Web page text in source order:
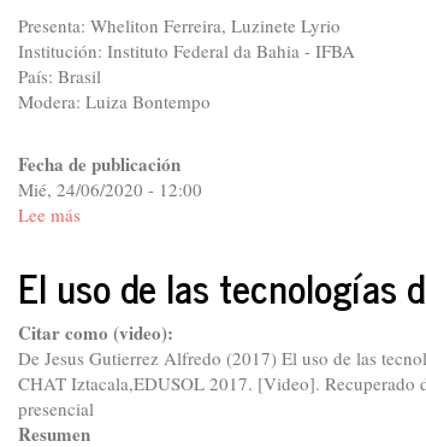
Presenta: Wheliton Ferreira, Luzinete Lyrio
Institución: Instituto Federal da Bahia - IFBA
País: Brasil
Modera: Luiza Bontempo
Fecha de publicación
Mié, 24/06/2020 - 12:00
Lee más
educación
a
la
virtual
mediada
con
El uso de las tecnologías
Citar como (video):
De Jesus Gutierrez Alfredo (2017) El uso de las
CHAT Iztacala,EDUSOL 2017. [Video]. Recuperado
presencial
Resumen